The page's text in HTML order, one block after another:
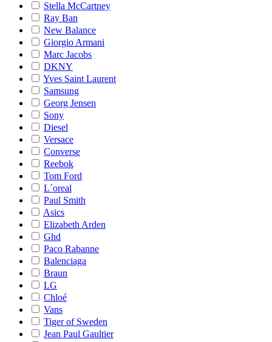
Stella McCartney
Ray Ban
New Balance
Giorgio Armani
Marc Jacobs
DKNY
Yves Saint Laurent
Samsung
Georg Jensen
Sony
Diesel
Versace
Converse
Reebok
Tom Ford
L´oreal
Paul Smith
Asics
Elizabeth Arden
Ghd
Paco Rabanne
Balenciaga
Braun
LG
Chloé
Vans
Tiger of Sweden
Jean Paul Gaultier